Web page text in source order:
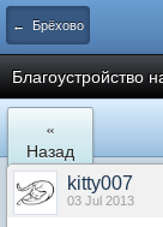
← Брёхово
Благоустройство
«
Назад
kitty007
03 Jul 2013